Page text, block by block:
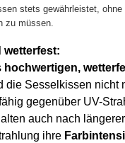
stets gewährleistet, ohne
zu müssen.
wetterfest:
hochwertigen,
die Sesselkissen nicht
gegenüber UV-
auch nach längerer
ihre